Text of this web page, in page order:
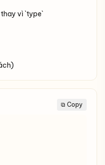
vì `type`
⧉ Copy